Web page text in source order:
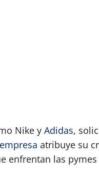
Nike y Adidas,
empresa atribuye su
enfrentan las